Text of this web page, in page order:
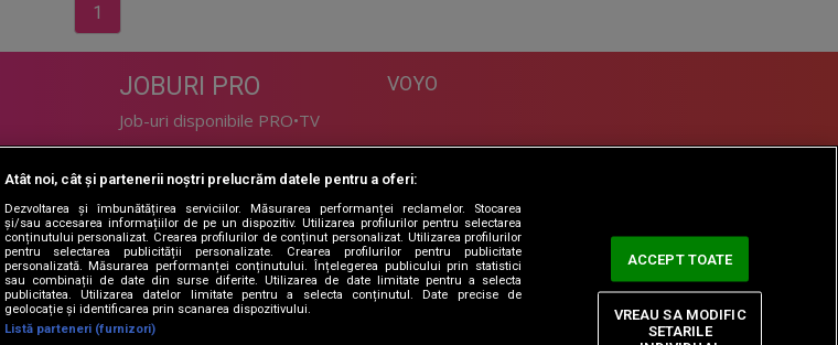
1
JOBURI PRO
Job-uri disponibile PRO•TV
LIFESTYLE
Doctor de Bine
Acasă
Acasă Gold
Perfecte
DeBarbati
VOYO
Contact
Atât noi, cât și partenerii noștri prelucrăm datele pentru a oferi:
Dezvoltarea și îmbunătățirea serviciilor. Măsurarea performanței reclamelor. Stocarea
și/sau accesarea informațiilor de pe un dispozitiv. Utilizarea profilurilor pentru selectarea
conținutului personalizat. Crearea profilurilor de conținut personalizat. Utilizarea profilurilor
pentru selectarea publicității personalizate. Crearea profilurilor pentru publicitate
personalizată. Măsurarea performanței conținutului. Înțelegerea publicului prin statistici
sau combinații de date din surse diferite. Utilizarea de date limitate pentru a selecta
publicitatea. Utilizarea datelor limitate pentru a selecta conținutul. Date precise de
geolocație și identificarea prin scanarea dispozitivului.
Listă parteneri (furnizori)
ACCEPT TOATE
VREAU SA MODIFIC
SETARILE